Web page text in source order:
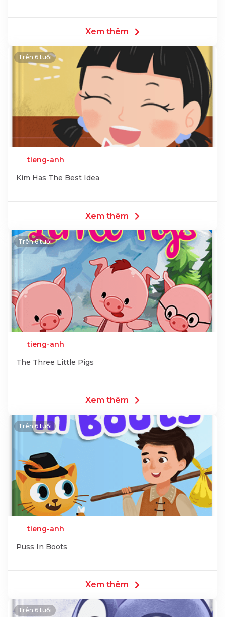
Xem thêm
Trên 6 tuổi
tieng-anh
Kim Has The Best Idea
Xem thêm
Trên 6 tuổi
tieng-anh
The Three Little Pigs
Xem thêm
Trên 6 tuổi
tieng-anh
Puss In Boots
Xem thêm
Trên 6 tuổi